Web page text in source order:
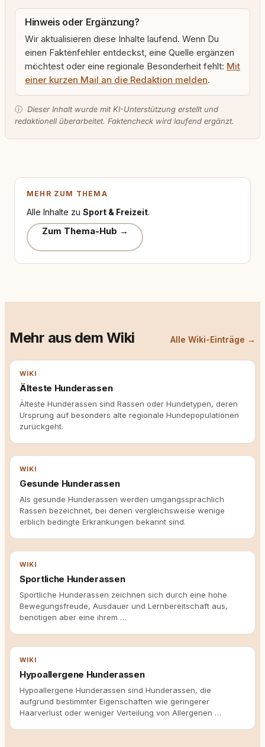
Hinweis oder Ergänzung?
Wir aktualisieren diese Inhalte laufend. Wenn Du
einen Faktenfehler entdeckst, eine Quelle ergänzen
möchtest oder eine regionale Besonderheit fehlt: Mit
einer kurzen Mail an die Redaktion melden.
ⓘ Dieser Inhalt wurde mit KI-Unterstützung erstellt und
redaktionell überarbeitet. Faktencheck wird laufend ergänzt.
MEHR ZUM THEMA
Alle Inhalte zu Sport & Freizeit.
Zum Thema-Hub →
Mehr aus dem Wiki Alle Wiki-Einträge →
WIKI
Älteste Hunderassen
Älteste Hunderassen sind Rassen oder Hundetypen, deren
Ursprung auf besonders alte regionale Hundepopulationen
zurückgeht.
WIKI
Gesunde Hunderassen
Als gesunde Hunderassen werden umgangssprachlich
Rassen bezeichnet, bei denen vergleichsweise wenige
erblich bedingte Erkrankungen bekannt sind.
WIKI
Sportliche Hunderassen
Sportliche Hunderassen zeichnen sich durch eine hohe
Bewegungsfreude, Ausdauer und Lernbereitschaft aus,
benötigen aber eine ihrem …
WIKI
Hypoallergene Hunderassen
Hypoallergene Hunderassen sind Hunderassen, die
aufgrund bestimmter Eigenschaften wie geringerer
Haarverlust oder weniger Verteilung von Allergenen …